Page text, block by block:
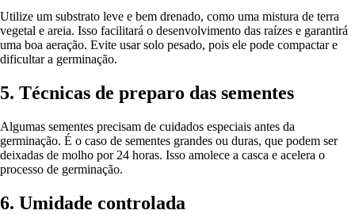
Utilize um substrato leve e bem drenado, como uma mistura de terra
vegetal e areia. Isso facilitará o desenvolvimento das raízes e garantirá
uma boa aeração. Evite usar solo pesado, pois ele pode compactar e
dificultar a germinação.
5. Técnicas de preparo das sementes
Algumas sementes precisam de cuidados especiais antes da
germinação. É o caso de sementes grandes ou duras, que podem ser
deixadas de molho por 24 horas. Isso amolece a casca e acelera o
processo de germinação.
6. Umidade controlada